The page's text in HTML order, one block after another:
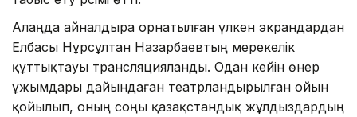
Алаңда айналдыра орнатылған үлкен экрандардан
Елбасы Нұрсұлтан Назарбаевтың мерекелік
құттықтауы трансляцияланды. Одан кейін өнер
ұжымдары дайындаған театрландырылған ойын
қойылып, оның соңы қазақстандық жұлдыздардың